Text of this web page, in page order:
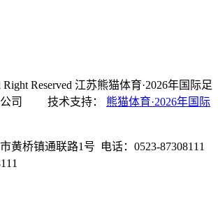
Reserved 江苏熊猫体育·2026年国际足
公司 技术支持： 熊猫体育·2026年国际
黄桥镇通联路1号 电话：0523-87308111